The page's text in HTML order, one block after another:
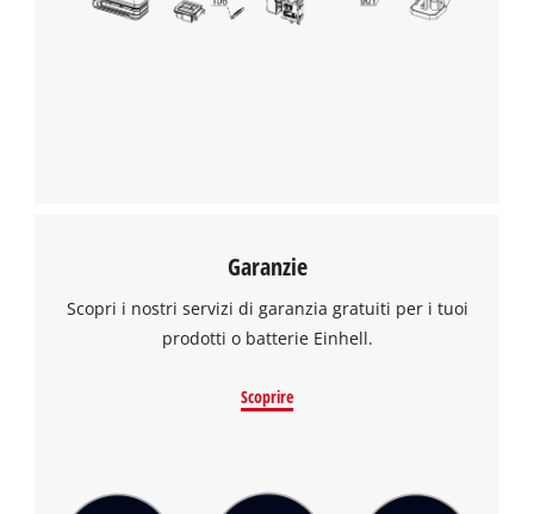
Garanzie
Scopri i nostri servizi di garanzia gratuiti per i tuoi
prodotti o batterie Einhell.
Scoprire